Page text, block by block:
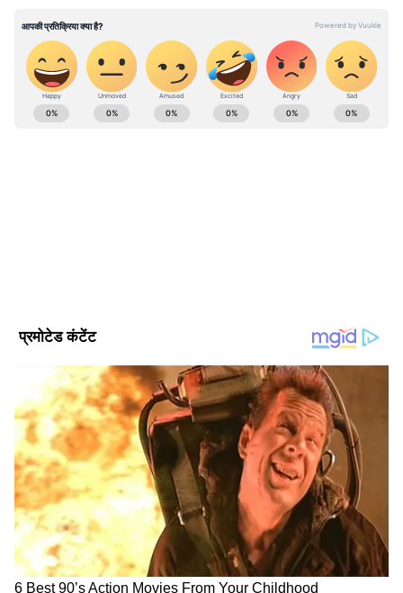
विमान हादसा रविवार को हुआ था। अमेरिकी सैन्य
अधिकारियों ने जनता से लापता विमान का पता लगाने में
मदद करने की अपील की है। अधिकारियों ने कहा कि
रविवार दोपहर को उत्तरी चार्ल्सटन के ऊपर F-35
लाइटनिंग II जेट हादसे का शिकार हुआ। यहां दो झीले हैं।
इसी क्षेत्र में खोजबीन की जा रही है।
ABOUT THE AUTHOR